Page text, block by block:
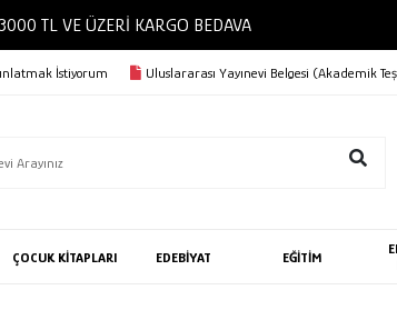
TL VE ÜZERİ KARGO BEDAVA
İstiyorum Uluslararası Yayınevi Belgesi (Akademik
ÇOCUK KİTAPLARI EDEBİYAT EĞİTİM